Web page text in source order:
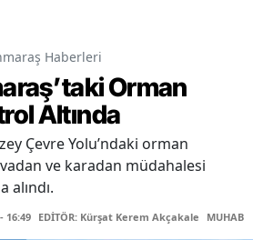
Haberleri
Orman
Altında
Çevre Yolu’ndaki orman
ve karadan müdahalesi
alındı.
16:49 EDİTÖR: Kürşat Kerem Akçakale